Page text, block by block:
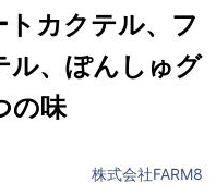
カクテル、フ
ル、ぽんしゅグ
の味
株式会社FARM8